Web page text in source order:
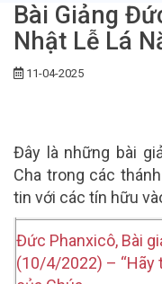
Bài Giảng
Nhật Lễ Lá
11-04-2025
Đây là những bài
Cha trong các
tin với các tín hữu
Đức Phanxicô, Bài
(10/4/2022) – “Hãy